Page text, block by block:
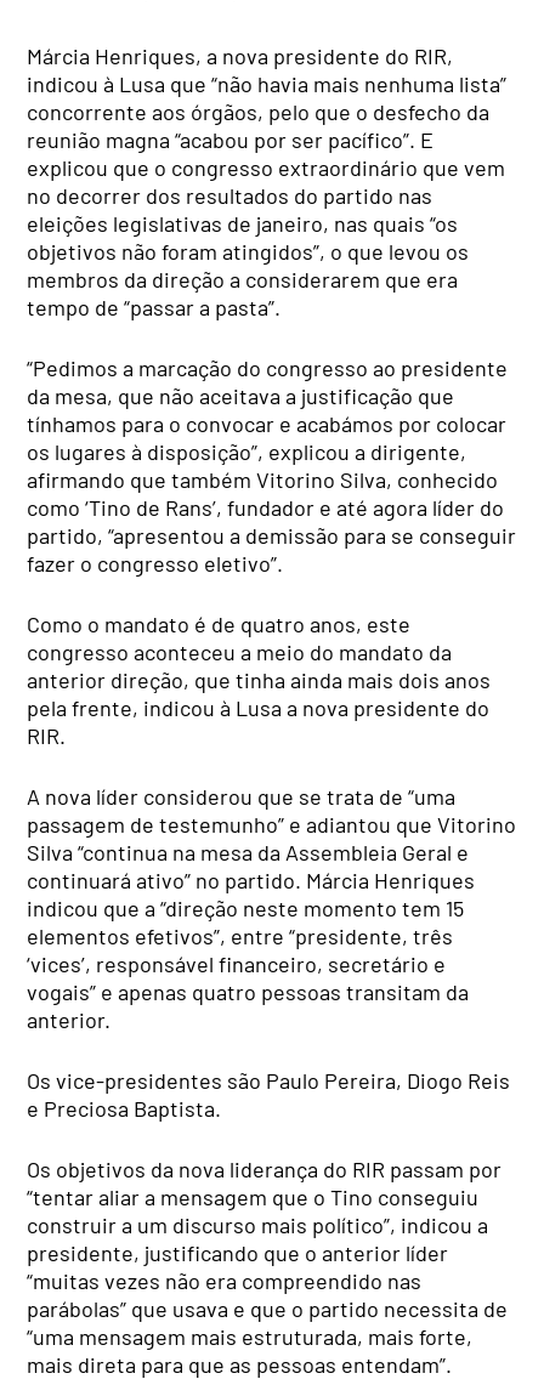
Márcia Henriques, a nova presidente do RIR,
indicou à Lusa que “não havia mais nenhuma lista”
concorrente aos órgãos, pelo que o desfecho da
reunião magna “acabou por ser pacífico”. E
explicou que o congresso extraordinário que vem
no decorrer dos resultados do partido nas
eleições legislativas de janeiro, nas quais “os
objetivos não foram atingidos”, o que levou os
membros da direção a considerarem que era
tempo de “passar a pasta”.
“Pedimos a marcação do congresso ao presidente
da mesa, que não aceitava a justificação que
tínhamos para o convocar e acabámos por colocar
os lugares à disposição”, explicou a dirigente,
afirmando que também Vitorino Silva, conhecido
como ‘Tino de Rans’, fundador e até agora líder do
partido, “apresentou a demissão para se conseguir
fazer o congresso eletivo”.
Como o mandato é de quatro anos, este
congresso aconteceu a meio do mandato da
anterior direção, que tinha ainda mais dois anos
pela frente, indicou à Lusa a nova presidente do
RIR.
A nova líder considerou que se trata de “uma
passagem de testemunho” e adiantou que Vitorino
Silva “continua na mesa da Assembleia Geral e
continuará ativo” no partido. Márcia Henriques
indicou que a “direção neste momento tem 15
elementos efetivos”, entre “presidente, três
‘vices’, responsável financeiro, secretário e
vogais” e apenas quatro pessoas transitam da
anterior.
Os vice-presidentes são Paulo Pereira, Diogo Reis
e Preciosa Baptista.
Os objetivos da nova liderança do RIR passam por
“tentar aliar a mensagem que o Tino conseguiu
construir a um discurso mais político”, indicou a
presidente, justificando que o anterior líder
“muitas vezes não era compreendido nas
parábolas” que usava e que o partido necessita de
“uma mensagem mais estruturada, mais forte,
mais direta para que as pessoas entendam”.